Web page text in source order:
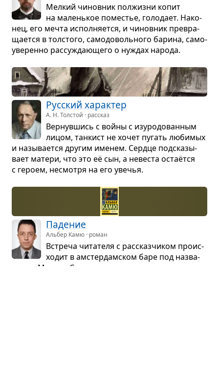
Мел­кий чинов­ник пол­жизни копит
на малень­кое поме­стье, голо­дает. Нако­
нец, его мечта испол­ня­ется, и чинов­ник пре­вра­
ща­ется в тол­стого, само­до­воль­ного барина, само­
уве­ренно рас­су­жда­ю­щего о нуждах народа.
Рус­ский харак­тер
А. Н. Толстой · рассказ
Вер­нув­шись с войны с изу­ро­до­ван­ным
лицом, тан­кист не хочет пугать люби­мых
и назы­ва­ется дру­гим име­нем. Сердце под­ска­зы­
вает матери, что это её сын, а неве­ста остаётся
с героем, несмотря на его уве­чья.
Паде­ние
Альбер Камю · роман
Встреча чита­теля с рас­сказ­чи­ком про­ис­
хо­дит в амстер­дам­ском баре под назва­
нием «Мехико-Сити»...